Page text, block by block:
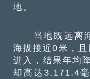
地。
当地既远离海
海拔接近0米，
进入，结果年均
却高达3,171.4